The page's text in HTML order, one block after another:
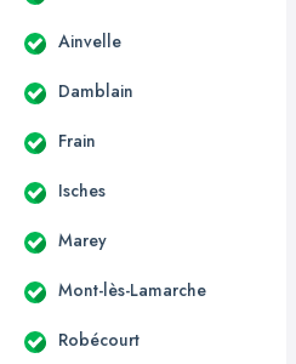
Ainvelle
Damblain
Frain
Isches
Marey
Mont-lès-Lamarche
Robécourt